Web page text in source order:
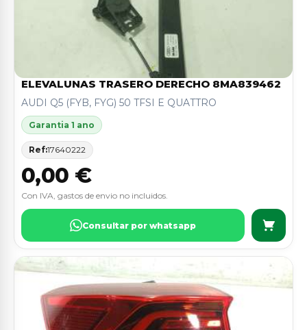
ELEVALUNAS TRASERO DERECHO 8MA839462
AUDI Q5 (FYB, FYG) 50 TFSI E QUATTRO
Garantia 1 ano
Ref:17640222
0,00 €
Con IVA, gastos de envio no incluidos.
Consultar por whatsapp